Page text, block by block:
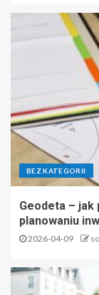
BEZ KATEGORII
Geodeta – jak
planowaniu
2026-04-09